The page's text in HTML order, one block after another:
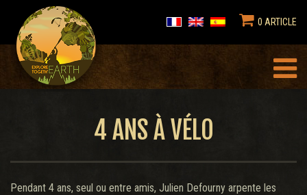
0 ARTICLE
4 ANS À VÉLO
Pendant 4 ans, seul ou entre amis, Julien Defourny arpente les